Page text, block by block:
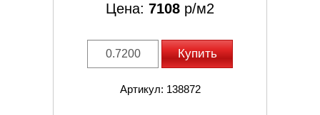
Цена: 7108 р/м2
Купить
Артикул: 138872